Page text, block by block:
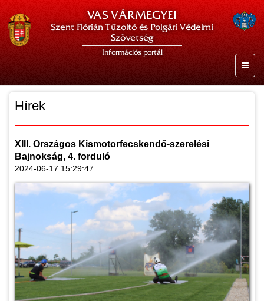
VAS VÁRMEGYEI
Szent Flórián Tűzoltó és Polgári Védelmi
Szövetség
Információs portál
Hírek
XIII. Országos Kismotorfecskendő-szerelési
Bajnokság, 4. forduló
2024-06-17 15:29:47